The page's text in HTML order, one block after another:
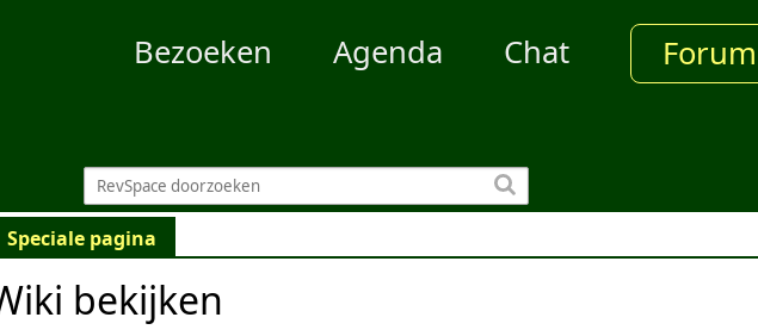
Bezoeken Agenda Chat Forum
Speciale pagina
bekijken